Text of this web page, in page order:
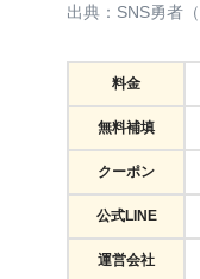
出典：SNS勇者（
料金
無料補填
クーポン
公式LINE
運営会社